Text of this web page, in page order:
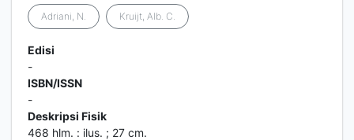
Adriani, N. Kruijt, Alb. C.
Edisi
-
ISBN/ISSN
-
Deskripsi Fisik
468 hlm. : ilus. ; 27 cm.